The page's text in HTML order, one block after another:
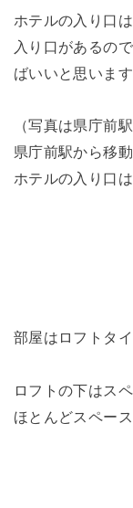
ホテルの入り口
入り口があるの
ばいいと思います
（写真は県庁前
県庁前駅から移
ホテルの入り口
部屋はロフトタ
ロフトの下はス
ほとんどスペー